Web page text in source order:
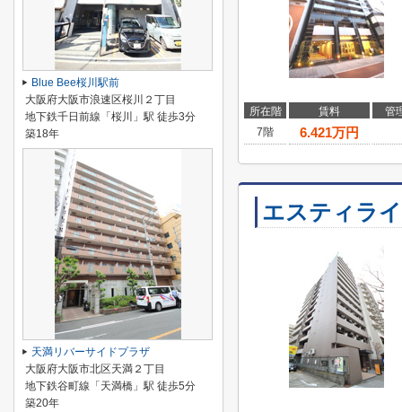
所在階 賃料
管
7階
6.421万円
エスティラ
Blue Bee桜川駅前
大阪府大阪市浪速区桜川２丁目
地下鉄千日前線「桜川」駅 徒歩3分
築18年
天満リバーサイドプラザ
大阪府大阪市北区天満２丁目
地下鉄谷町線「天満橋」駅 徒歩5分
築20年